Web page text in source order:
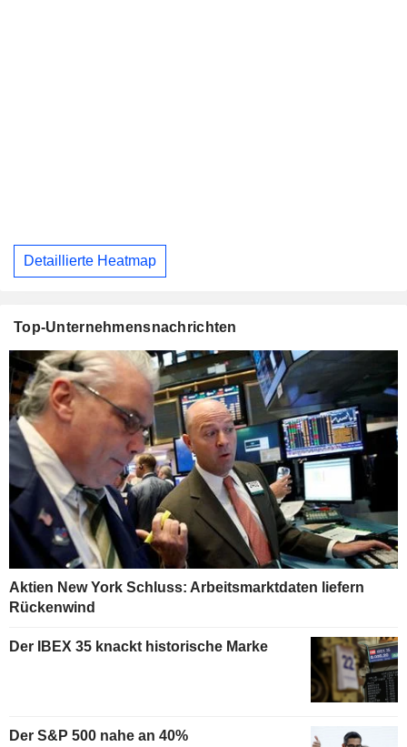
Detaillierte Heatmap
Top-Unternehmensnachrichten
Aktien New York Schluss: Arbeitsmarktdaten liefern
Rückenwind
Der IBEX 35 knackt historische Marke
Der S&P 500 nahe an 40%